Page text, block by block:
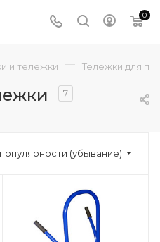
0
и тележки — Тележки для
7
(убывание)